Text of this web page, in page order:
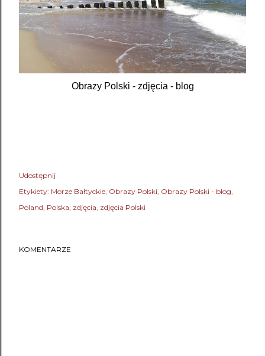
Obrazy Polski - zdjęcia - blog
Udostępnij
Etykiety: Morze Bałtyckie Obrazy Polski Obrazy Polski - blog
Poland Polska zdjęcia zdjęcia Polski
KOMENTARZE